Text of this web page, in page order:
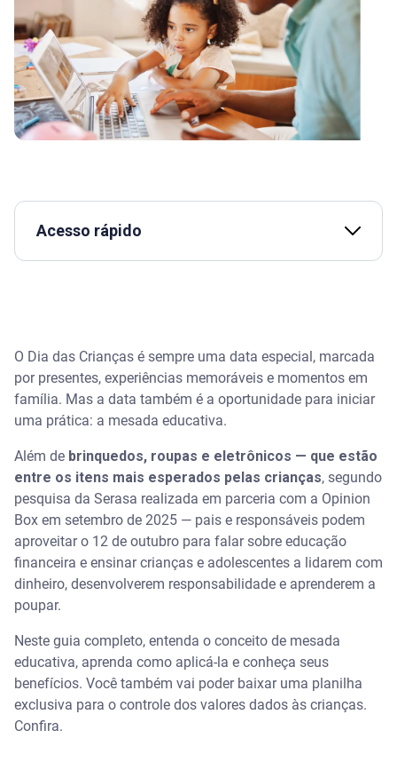
Acesso rápido
Como a mesada educativa funciona
Baixe a planilha para controle de mesada educativa
da Serasa
Salve uma cópia da nossa planilha e organize suas
finanças
Em qual idade começar a dar mesada educativa?
Como definir o valor da mesada?
Quais regras estabelecer para ganho e uso da
Quais os benefícios de dar mesada educativa para
crianças e adolescentes?
Qual método usar para pagar a mesada educativa?
O Dia das Crianças é sempre uma data especial, marcada
por presentes, experiências memoráveis e momentos em
família. Mas a data também é a oportunidade para iniciar
uma prática: a mesada educativa.
Além de brinquedos, roupas e eletrônicos — que estão
entre os itens mais esperados pelas crianças, segundo
pesquisa da Serasa realizada em parceria com a Opinion
Box em setembro de 2025 — pais e responsáveis podem
aproveitar o 12 de outubro para falar sobre educação
financeira e ensinar crianças e adolescentes a lidarem com
dinheiro, desenvolverem responsabilidade e aprenderem a
poupar.
Neste guia completo, entenda o conceito de mesada
educativa, aprenda como aplicá-la e conheça seus
benefícios. Você também vai poder baixar uma planilha
exclusiva para o controle dos valores dados às crianças.
Confira.